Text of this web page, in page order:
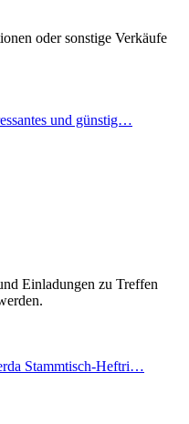
oder sonstige Verkäufe
und günstig…
Einladungen zu Treffen
Stammtisch-Heftri…